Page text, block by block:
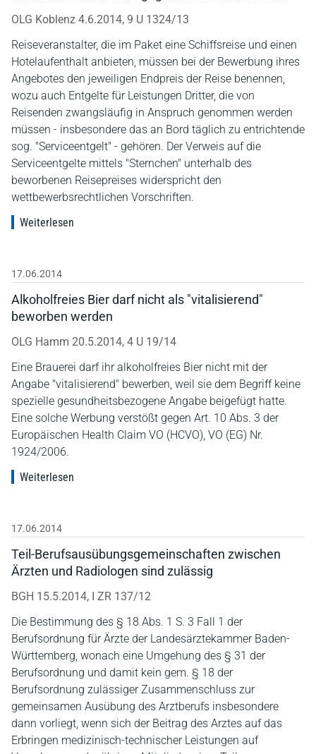
OLG Koblenz 4.6.2014, 9 U 1324/13
Reiseveranstalter, die im Paket eine Schiffsreise und einen
Hotelaufenthalt anbieten, müssen bei der Bewerbung ihres
Angebotes den jeweiligen Endpreis der Reise benennen,
wozu auch Entgelte für Leistungen Dritter, die von
Reisenden zwangsläufig in Anspruch genommen werden
müssen - insbesondere das an Bord täglich zu entrichtende
sog. "Serviceentgelt" - gehören. Der Verweis auf die
Serviceentgelte mittels "Sternchen" unterhalb des
beworbenen Reisepreises widerspricht den
wettbewerbsrechtlichen Vorschriften.
Weiterlesen
17.06.2014
Alkoholfreies Bier darf nicht als "vitalisierend"
beworben werden
OLG Hamm 20.5.2014, 4 U 19/14
Eine Brauerei darf ihr alkoholfreies Bier nicht mit der
Angabe "vitalisierend" bewerben, weil sie dem Begriff keine
spezielle gesundheitsbezogene Angabe beigefügt hatte.
Eine solche Werbung verstößt gegen Art. 10 Abs. 3 der
Europäischen Health Claim VO (HCVO), VO (EG) Nr.
1924/2006.
Weiterlesen
17.06.2014
Teil-Berufsausübungsgemeinschaften zwischen
Ärzten und Radiologen sind zulässig
BGH 15.5.2014, I ZR 137/12
Die Bestimmung des § 18 Abs. 1 S. 3 Fall 1 der
Berufsordnung für Ärzte der Landesärztekammer Baden-
Württemberg, wonach eine Umgehung des § 31 der
Berufsordnung und damit kein gem. § 18 der
Berufsordnung zulässiger Zusammenschluss zur
gemeinsamen Ausübung des Arztberufs insbesondere
dann vorliegt, wenn sich der Beitrag des Arztes auf das
Erbringen medizinisch-technischer Leistungen auf